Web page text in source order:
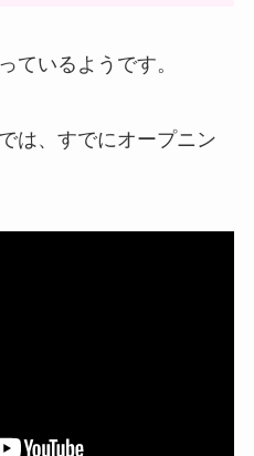
ているようです。
は、すでにオープニン